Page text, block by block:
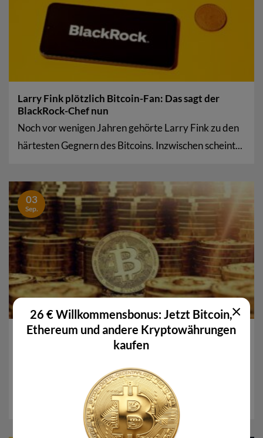
Larry Fink plötzlich Bitcoin-Fan: Das sagt der
BlackRock-Chef nun
Noch vor wenigen Jahren gehörte Larry Fink zu den
härtesten Gegnern des Bitcoins. Inzwischen scheint...
Bitcoin: Kommt neuer MicroStrategy-Gegner aus
Während in den USA sogenannte Crypto Treasury
Companies längst zur neuen Normalität gehören,
03
Sep.
26 € Willkommensbonus: Jetzt Bitcoin,
Ethereum und andere Kryptowährungen
kaufen
×